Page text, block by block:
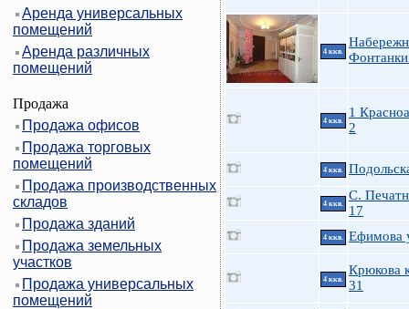
Аренда универсальных
помещений
Аренда различных
помещений
Продажа
Продажа офисов
Продажа торговых
помещений
Продажа производственных
складов
Продажа зданий
Продажа земельных
участков
Продажа универсальных
помещений
4 ккв.
4 ккв.
1
2
4 ккв.
4 ккв.
С.
17
4 ккв. Ефимова
4 ккв.
Крюкова
31